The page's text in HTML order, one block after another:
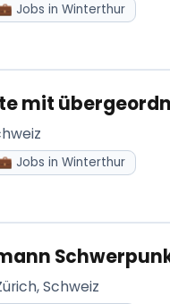
Jobs in Winterthur
mit
Jobs in Winterthur
Schweiz